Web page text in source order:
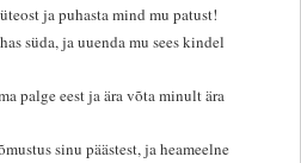
ja puhasta mind mu patust!
süda, ja uuenda mu sees kindel
palge eest ja ära võta minult ära
sinu päästest, ja heameelne